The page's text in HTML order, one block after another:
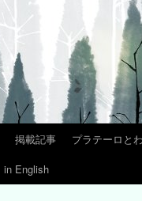
掲載記事
プラテーロと
in English